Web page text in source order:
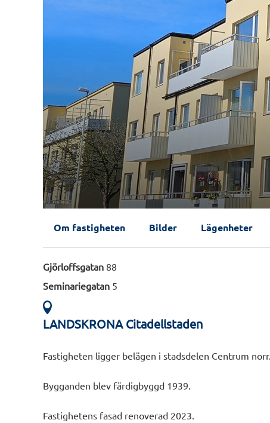
Om fastigheten Bilder Lägenheter
Gjörloffsgatan 88
Seminariegatan 5
LANDSKRONA Citadellstaden
Fastigheten ligger belägen i stadsdelen Centrum norr.
Bygganden blev färdigbyggd 1939.
Fastighetens fasad renoverad 2023.